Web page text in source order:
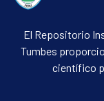
El Repositorio
Tumbes
científico